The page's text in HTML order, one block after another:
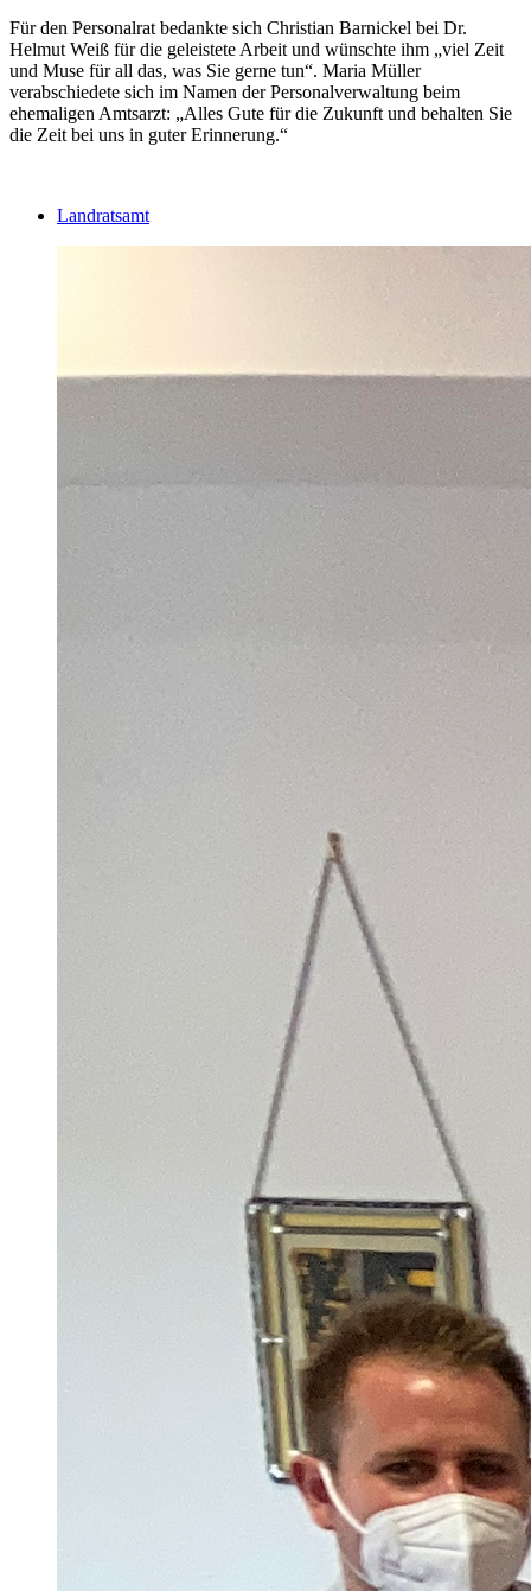
Für den Personalrat bedankte sich Christian Barnickel bei Dr.
Helmut Weiß für die geleistete Arbeit und wünschte ihm „viel Zeit
und Muse für all das, was Sie gerne tun“. Maria Müller
verabschiedete sich im Namen der Personalverwaltung beim
ehemaligen Amtsarzt: „Alles Gute für die Zukunft und behalten Sie
die Zeit bei uns in guter Erinnerung.“
Landratsamt